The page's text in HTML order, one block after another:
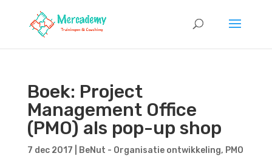
Boek: Project
Management Office
(PMO) als pop-up shop
7 dec 2017 BeNut - Organisatie ontwikkeling, PMO